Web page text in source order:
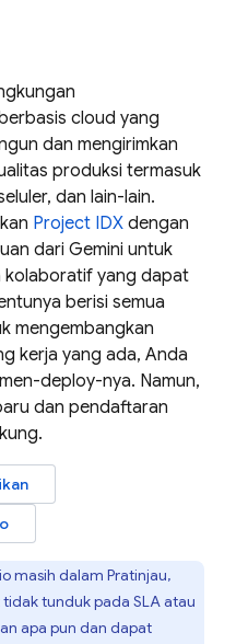
cloud yang
dan mengirimkan
produksi termasuk
dan lain-lain.
Project IDX dengan
dari Gemini untuk
kolaboratif yang dapat
berisi semua
mengembangkan
kerja yang ada, Anda
deploy-nya. Namun,
dan pendaftaran
masih dalam Pratinjau,
tunduk pada SLA atau
apa pun dan dapat